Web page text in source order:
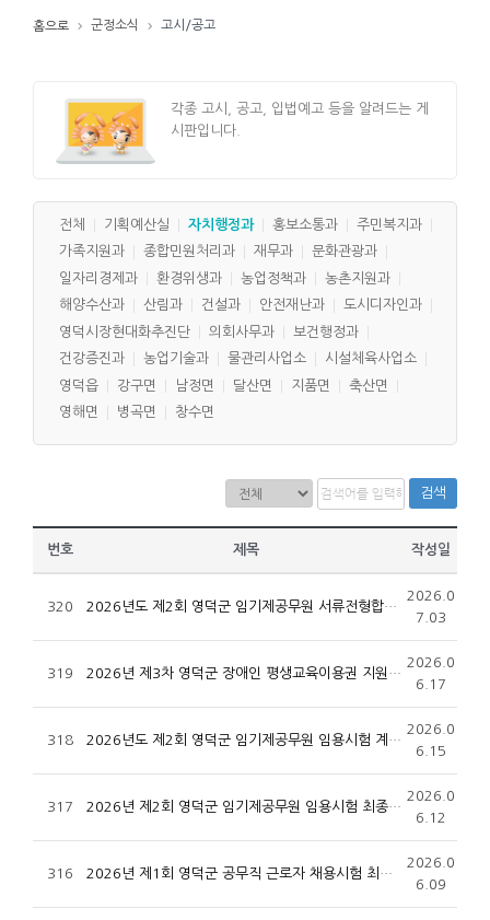
홈으로 군정소식 고시/공고
각종 고시, 공고, 입법예고 등을 알려드는 게
시판입니다.
전체 기획예산실 자치행정과 홍보소통과
주민복지과
가족지원과
종합민원처리과 재무과
문화관광과
일자리경제과
환경위생과 농업정책과
농촌지원과
해양수산과
산림과 건설과 안전재난과
도시디자인과
영덕시장현대화추진단
의회사무과
보건행정과
건강증진과
농업기술과 물관리사업소
시설체육사업소
영덕읍
강구면 남정면 달산면 지품면
축산면
영해면
병곡면 창수면
검색
번호 제목 작성일
320 2026년도 제2회 영덕군 임기제공무원 서류전형합격자 및 면접시험 시행계획 공고
2026.0
7.03
319 2026년 제3차 영덕군 장애인 평생교육이용권 지원 공고
2026.0
6.17
318 2026년도 제2회 영덕군 임기제공무원 임용시험 계획 재공고
2026.0
6.15
317 2026년 제2회 영덕군 임기제공무원 임용시험 최종합격자 공고
2026.0
6.12
316 2026년 제1회 영덕군 공무직 근로자 채용시험 최종합격자 공고
2026.0
6.09